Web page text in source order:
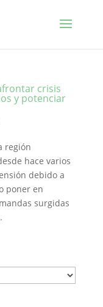
crisis
y potenciar
región
hace varios
debido a
poner en
surgidas